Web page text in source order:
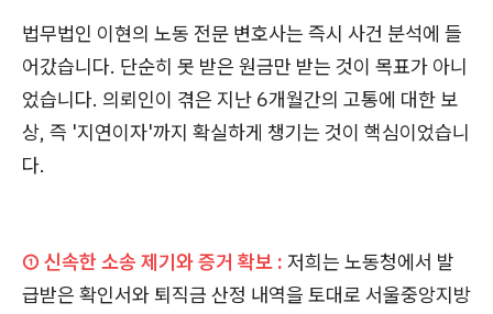
법무법인 이현의 노동 전문 변호사는 즉시 사건 분석에 들
어갔습니다. 단순히 못 받은 원금만 받는 것이 목표가 아니
었습니다. 의뢰인이 겪은 지난 6개월간의 고통에 대한 보
상, 즉 '지연이자'까지 확실하게 챙기는 것이 핵심이었습니
다.
① 신속한 소송 제기와 증거 확보 : 저희는 노동청에서 발
급받은 확인서와 퇴직금 산정 내역을 토대로 서울중앙지방